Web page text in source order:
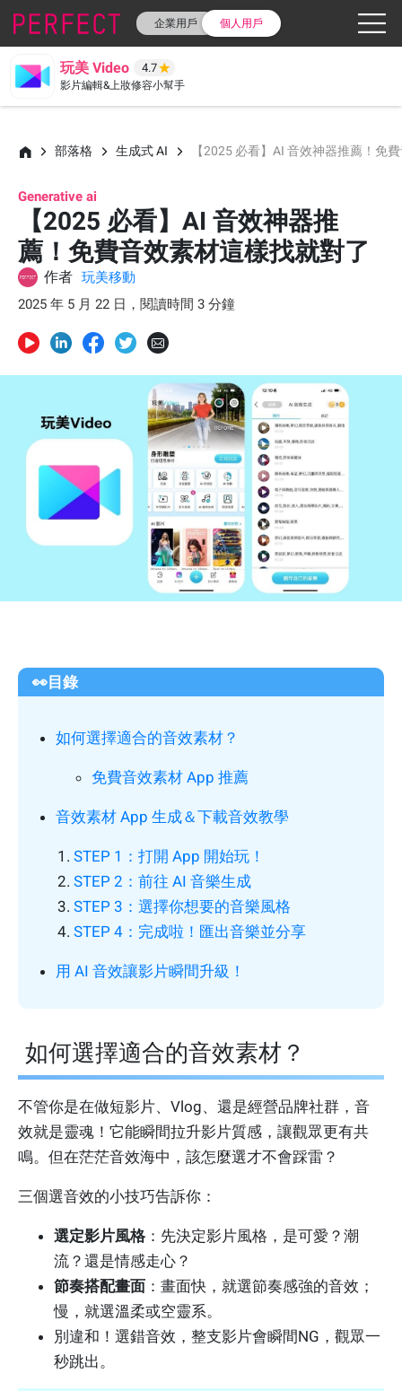
企業用戶 個人用戶
玩美 Video 4.7
影片編輯&上妝修容小幫手
部落格 生成式 AI 【2025 必看】AI 音效神器推薦！免
Generative ai
【2025 必看】AI 音效神器推
薦！免費音效素材這樣找就對了
作者 玩美移動
2025 年 5 月 22 日，閱讀時間 3 分鐘
👀目錄
如何選擇適合的音效素材？
免費音效素材 App 推薦
音效素材 App 生成＆下載音效教學
STEP 1：打開 App 開始玩！
STEP 2：前往 AI 音樂生成
STEP 3：選擇你想要的音樂風格
STEP 4：完成啦！匯出音樂並分享
用 AI 音效讓影片瞬間升級！
如何選擇適合的音效素材？
不管你是在做短影片、Vlog、還是經營品牌社群，音
效就是靈魂！它能瞬間拉升影片質感，讓觀眾更有共
鳴。但在茫茫音效海中，該怎麼選才不會踩雷？
三個選音效的小技巧告訴你：
選定影片風格 ：先決定影片風格，是可愛？潮
流？還是情感走心？
節奏搭配畫面 ：畫面快，就選節奏感強的音效；
慢，就選溫柔或空靈系。
別違和！選錯音效，整支影片會瞬間NG，觀眾一
秒跳出。